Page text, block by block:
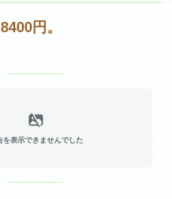
円。
を表示できませんでした